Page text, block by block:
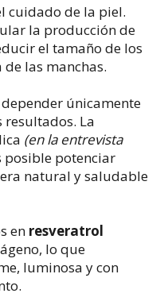
cuidado de la piel.
la producción de
el tamaño de los
las manchas.
únicamente
resultados. La
(en la entrevista
posible potenciar
natural y saludable
en resveratrol
lo que
luminosa y con